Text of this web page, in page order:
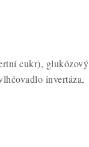
cukr), glukózový
invertáza,